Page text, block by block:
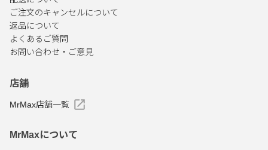
ご注文のキャンセルについて
返品について
よくあるご質問
お問い合わせ・ご意見
店舗
MrMax店舗一覧
MrMaxについて